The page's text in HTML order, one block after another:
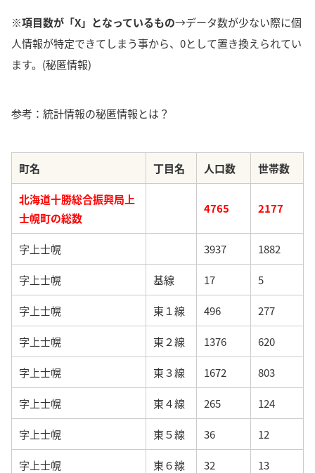
※項目数が「X」となっているもの→データ数が少ない際に個
人情報が特定できてしまう事から、0として置き換えられてい
ます。(秘匿情報)
参考：統計情報の秘匿情報とは？
町名 丁目名 人口数 世帯数
北海道十勝総合振興局上
士幌町の総数
4765 2177
字上士幌 3937 1882
字上士幌 基線 17 5
字上士幌 東１線 496 277
字上士幌 東２線 1376 620
字上士幌 東３線 1672 803
字上士幌 東４線 265 124
字上士幌 東５線 36 12
字上士幌 東６線 32 13